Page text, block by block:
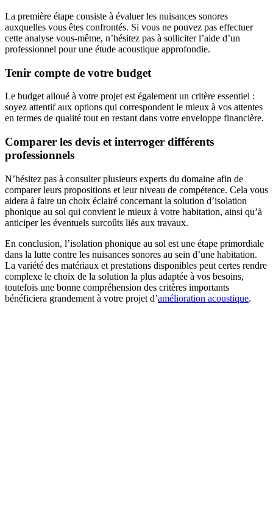
La première étape consiste à évaluer les nuisances sonores
auxquelles vous êtes confrontés. Si vous ne pouvez pas effectuer
cette analyse vous-même, n’hésitez pas à solliciter l’aide d’un
professionnel pour une étude acoustique approfondie.
Tenir compte de votre budget
Le budget alloué à votre projet est également un critère essentiel :
soyez attentif aux options qui correspondent le mieux à vos attentes
en termes de qualité tout en restant dans votre enveloppe financière.
Comparer les devis et interroger différents
professionnels
N’hésitez pas à consulter plusieurs experts du domaine afin de
comparer leurs propositions et leur niveau de compétence. Cela vous
aidera à faire un choix éclairé concernant la solution d’isolation
phonique au sol qui convient le mieux à votre habitation, ainsi qu’à
anticiper les éventuels surcoûts liés aux travaux.
En conclusion, l’isolation phonique au sol est une étape primordiale
dans la lutte contre les nuisances sonores au sein d’une habitation.
La variété des matériaux et prestations disponibles peut certes rendre
complexe le choix de la solution la plus adaptée à vos besoins,
toutefois une bonne compréhension des critères importants
bénéficiera grandement à votre projet d’amélioration acoustique.